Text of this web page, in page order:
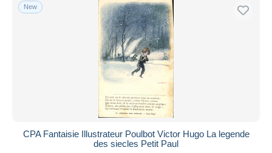
New
CPA Fantaisie Illustrateur Poulbot Victor Hugo La legende
des siecles Petit Paul